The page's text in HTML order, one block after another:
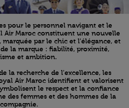
pour le personnel navigant et le
Air Maroc constituent une nouvelle
par le chic et l'élégance, et
la marque : fiabilité, proximité,
et ambition.
la recherche de l'excellence, les
Air Maroc identifient et valorisent
le respect et la confiance
des femmes et des hommes de la
compagnie.